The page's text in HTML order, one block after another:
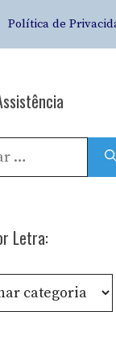
Política de
Letra: